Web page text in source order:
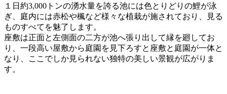
１日約3,000トンの湧水量を誇る池には色とりどりの鯉が泳
ぎ、庭内には赤松や楓など様々な植栽が施されており、見る
ものすべてを魅了します。
座敷は正面と左側面の二方が池へ張り出して縁を廻してお
り、一段高い屋敷から庭園を見下ろすと座敷と庭園が一体と
なり、ここでしか見られない独特の美しい景観が広がりま
す。